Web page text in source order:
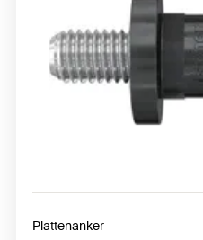
Plattenanker